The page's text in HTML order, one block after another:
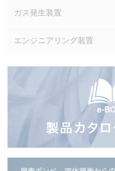
ガス発生装置
エンジニアリング装置